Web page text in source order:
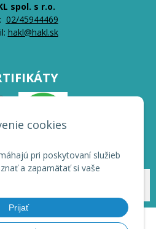
cookies
pri poskytovaní služieb
a zapamätať si vaše
Prijať
spol. s r.o.
02/45944469
hakl@hakl.sk